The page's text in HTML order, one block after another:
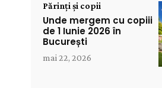
Părinți și copii
Unde mergem cu copiii
de 1 Iunie 2026 în
București
mai 22, 2026